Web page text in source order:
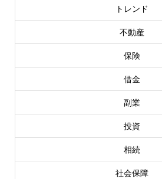
トレンド
不動産
保険
借金
副業
投資
相続
社会保障